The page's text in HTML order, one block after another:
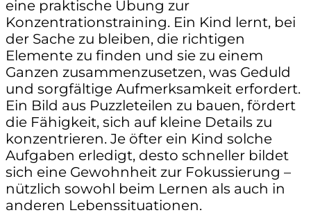
eine praktische Übung zur
Konzentrationstraining. Ein Kind lernt, bei
der Sache zu bleiben, die richtigen
Elemente zu finden und sie zu einem
Ganzen zusammenzusetzen, was Geduld
und sorgfältige Aufmerksamkeit erfordert.
Ein Bild aus Puzzleteilen zu bauen, fördert
die Fähigkeit, sich auf kleine Details zu
konzentrieren. Je öfter ein Kind solche
Aufgaben erledigt, desto schneller bildet
sich eine Gewohnheit zur Fokussierung –
nützlich sowohl beim Lernen als auch in
anderen Lebenssituationen.